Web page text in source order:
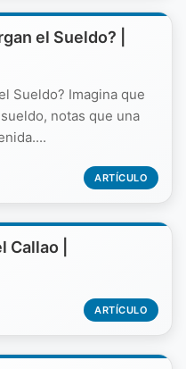
el Sueldo? |
Sueldo? Imagina que
notas que una
ARTÍCULO
|
ARTÍCULO